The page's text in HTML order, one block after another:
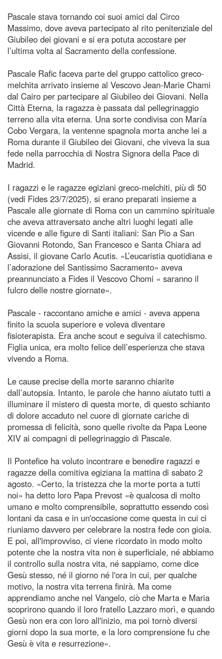
Pascale stava tornando coi suoi amici dal Circo
Massimo, dove aveva partecipato al rito penitenziale del
Giubileo dei giovani e si era potuta accostare per
l’ultima volta al Sacramento della confessione.
Pascale Rafic faceva parte del gruppo cattolico greco-
melchita arrivato insieme al Vescovo Jean-Marie Chami
dal Cairo per partecipare al Giubileo dei Giovani. Nella
Città Eterna, la ragazza è passata dal pellegrinaggio
terreno alla vita eterna. Una sorte condivisa con María
Cobo Vergara, la ventenne spagnola morta anche lei a
Roma durante il Giubileo dei Giovani, che viveva la sua
fede nella parrocchia di Nostra Signora della Pace di
Madrid.
I ragazzi e le ragazze egiziani greco-melchiti, più di 50
(vedi Fides 23/7/2025), si erano preparati insieme a
Pascale alle giornate di Roma con un cammino spirituale
che aveva attraversato anche altri luoghi legati alle
vicende e alle figure di Santi italiani: San Pio a San
Giovanni Rotondo, San Francesco e Santa Chiara ad
Assisi, il giovane Carlo Acutis. «L’eucaristia quotidiana e
l’adorazione del Santissimo Sacramento» aveva
preannunciato a Fides il Vescovo Chomi « saranno il
fulcro delle nostre giornate».
Pascale - raccontano amiche e amici - aveva appena
finito la scuola superiore e voleva diventare
fisioterapista. Era anche scout e seguiva il catechismo.
Figlia unica, era molto felice dell’esperienza che stava
vivendo a Roma.
Le cause precise della morte saranno chiarite
dall’autopsia. Intanto, le parole che hanno aiutato tutti a
illuminare il mistero di questa morte, di questo schianto
di dolore accaduto nel cuore di giornate cariche di
promessa di felicità, sono quelle rivolte da Papa Leone
XIV ai compagni di pellegrinaggio di Pascale.
Il Pontefice ha voluto incontrare e benedire ragazzi e
ragazze della comitiva egiziana la mattina di sabato 2
agosto. «Certo, la tristezza che la morte porta a tutti
noi» ha detto loro Papa Prevost «è qualcosa di molto
umano e molto comprensibile, soprattutto essendo così
lontani da casa e in un'occasione come questa in cui ci
riuniamo davvero per celebrare la nostra fede con gioia.
E poi, all'improvviso, ci viene ricordato in modo molto
potente che la nostra vita non è superficiale, né abbiamo
il controllo sulla nostra vita, né sappiamo, come dice
Gesù stesso, né il giorno né l'ora in cui, per qualche
motivo, la nostra vita terrena finirà. Ma come
apprendiamo anche nel Vangelo, ciò che Marta e Maria
scoprirono quando il loro fratello Lazzaro morì, e quando
Gesù non era con loro all'inizio, ma poi tornò diversi
giorni dopo la sua morte, e la loro comprensione fu che
Gesù è vita e resurrezione».